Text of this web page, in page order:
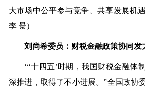
大市场中公平参与竞争、共享发展机
李 景）
刘尚希委员：财税金融政策协同发
“‘十四五’时期，我国财税金融体
深推进，取得了不小进展。”全国政协